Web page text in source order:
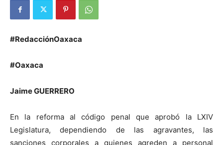
#RedacciónOaxaca
#Oaxaca
Jaime GUERRERO
En la reforma al código penal que aprobó la LXIV
Legislatura, dependiendo de las agravantes, las
sanciones corporales a quienes agreden a personal